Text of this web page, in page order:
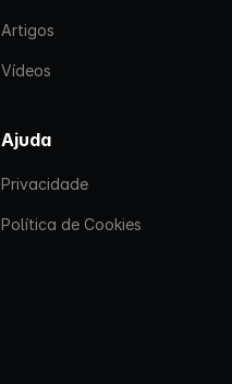
Artigos
Vídeos
Ajuda
Privacidade
Política de Cookies